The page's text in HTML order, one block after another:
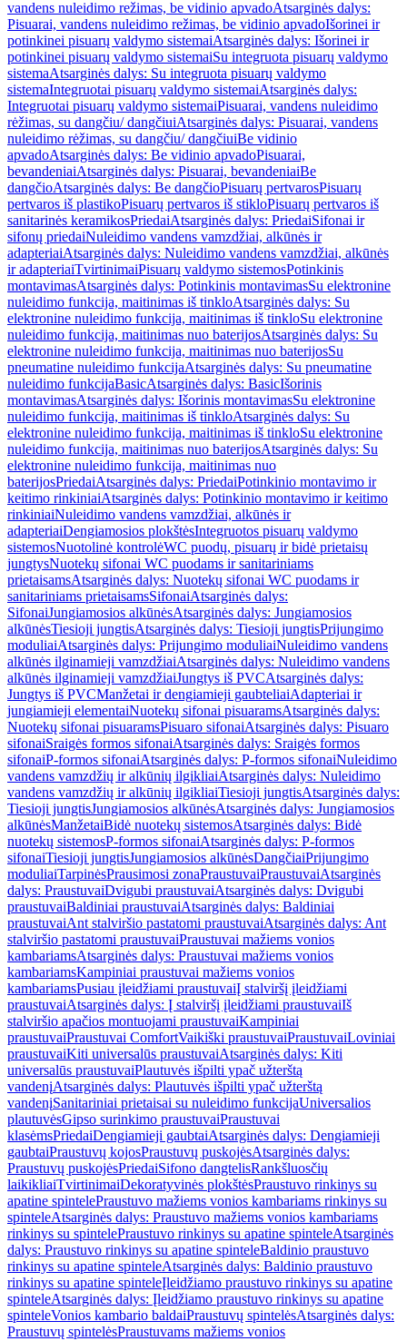
vandens nuleidimo režimas, be vidinio apvadoAtsarginės dalys:
Pisuarai, vandens nuleidimo režimas, be vidinio apvadoIšorinei ir
potinkinei pisuarų valdymo sistemaiAtsarginės dalys: Išorinei ir
potinkinei pisuarų valdymo sistemaiSu integruota pisuarų valdymo
sistemaAtsarginės dalys: Su integruota pisuarų valdymo
sistemaIntegruotai pisuarų valdymo sistemaiAtsarginės dalys:
Integruotai pisuarų valdymo sistemaiPisuarai, vandens nuleidimo
rėžimas, su dangčiu/ dangčiuiAtsarginės dalys: Pisuarai, vandens
nuleidimo rėžimas, su dangčiu/ dangčiuiBe vidinio
apvadoAtsarginės dalys: Be vidinio apvadoPisuarai,
bevandeniaiAtsarginės dalys: Pisuarai, bevandeniaiBe
dangčioAtsarginės dalys: Be dangčioPisuarų pertvarosPisuarų
pertvaros iš plastikoPisuarų pertvaros iš stikloPisuarų pertvaros iš
sanitarinės keramikosPriedaiAtsarginės dalys: PriedaiSifonai ir
sifonų priedaiNuleidimo vandens vamzdžiai, alkūnės ir
adapteriaiAtsarginės dalys: Nuleidimo vandens vamzdžiai, alkūnės
ir adapteriaiTvirtinimaiPisuarų valdymo sistemosPotinkinis
montavimasAtsarginės dalys: Potinkinis montavimasSu elektronine
nuleidimo funkcija, maitinimas iš tinkloAtsarginės dalys: Su
elektronine nuleidimo funkcija, maitinimas iš tinkloSu elektronine
nuleidimo funkcija, maitinimas nuo baterijosAtsarginės dalys: Su
elektronine nuleidimo funkcija, maitinimas nuo baterijosSu
pneumatine nuleidimo funkcijaAtsarginės dalys: Su pneumatine
nuleidimo funkcijaBasicAtsarginės dalys: BasicIšorinis
montavimasAtsarginės dalys: Išorinis montavimasSu elektronine
nuleidimo funkcija, maitinimas iš tinkloAtsarginės dalys: Su
elektronine nuleidimo funkcija, maitinimas iš tinkloSu elektronine
nuleidimo funkcija, maitinimas nuo baterijosAtsarginės dalys: Su
elektronine nuleidimo funkcija, maitinimas nuo
baterijosPriedaiAtsarginės dalys: PriedaiPotinkinio montavimo ir
keitimo rinkiniaiAtsarginės dalys: Potinkinio montavimo ir keitimo
rinkiniaiNuleidimo vandens vamzdžiai, alkūnės ir
adapteriaiDengiamosios plokštėsIntegruotos pisuarų valdymo
sistemosNuotolinė kontrolėWC puodų, pisuarų ir bidė prietaisų
jungtysNuotekų sifonai WC puodams ir sanitariniams
prietaisamsAtsarginės dalys: Nuotekų sifonai WC puodams ir
sanitariniams prietaisamsSifonaiAtsarginės dalys:
SifonaiJungiamosios alkūnėsAtsarginės dalys: Jungiamosios
alkūnėsTiesioji jungtisAtsarginės dalys: Tiesioji jungtisPrijungimo
moduliaiAtsarginės dalys: Prijungimo moduliaiNuleidimo vandens
alkūnės ilginamieji vamzdžiaiAtsarginės dalys: Nuleidimo vandens
alkūnės ilginamieji vamzdžiaiJungtys iš PVCAtsarginės dalys:
Jungtys iš PVCManžetai ir dengiamieji gaubteliaiAdapteriai ir
jungiamieji elementaiNuotekų sifonai pisuaramsAtsarginės dalys:
Nuotekų sifonai pisuaramsPisuaro sifonaiAtsarginės dalys: Pisuaro
sifonaiSraigės formos sifonaiAtsarginės dalys: Sraigės formos
sifonaiP-formos sifonaiAtsarginės dalys: P-formos sifonaiNuleidimo
vandens vamzdžių ir alkūnių ilgikliaiAtsarginės dalys: Nuleidimo
vandens vamzdžių ir alkūnių ilgikliaiTiesioji jungtisAtsarginės dalys:
Tiesioji jungtisJungiamosios alkūnėsAtsarginės dalys: Jungiamosios
alkūnėsManžetaiBidė nuotekų sistemosAtsarginės dalys: Bidė
nuotekų sistemosP-formos sifonaiAtsarginės dalys: P-formos
sifonaiTiesioji jungtisJungiamosios alkūnėsDangčiaiPrijungimo
moduliaiTarpinėsPrausimosi zonaPraustuvaiPraustuvaiAtsarginės
dalys: PraustuvaiDvigubi praustuvaiAtsarginės dalys: Dvigubi
praustuvaiBaldiniai praustuvaiAtsarginės dalys: Baldiniai
praustuvaiAnt stalviršio pastatomi praustuvaiAtsarginės dalys: Ant
stalviršio pastatomi praustuvaiPraustuvai mažiems vonios
kambariamsAtsarginės dalys: Praustuvai mažiems vonios
kambariamsKampiniai praustuvai mažiems vonios
kambariamsPusiau įleidžiami praustuvaiĮ stalviršį įleidžiami
praustuvaiAtsarginės dalys: Į stalviršį įleidžiami praustuvaiIš
stalviršio apačios montuojami praustuvaiKampiniai
praustuvaiPraustuvai ComfortVaikiški praustuvaiPraustuvaiLoviniai
praustuvaiKiti universalūs praustuvaiAtsarginės dalys: Kiti
universalūs praustuvaiPlautuvės išpilti ypač užterštą
vandenįAtsarginės dalys: Plautuvės išpilti ypač užterštą
vandenįSanitariniai prietaisai su nuleidimo funkcijaUniversalios
plautuvėsGipso surinkimo praustuvaiPraustuvai
klasėmsPriedaiDengiamieji gaubtaiAtsarginės dalys: Dengiamieji
gaubtaiPraustuvų kojosPraustuvų puskojėsAtsarginės dalys:
Praustuvų puskojėsPriedaiSifono dangtelisRankšluosčių
laikikliaiTvirtinimaiDekoratyvinės plokštėsPraustuvo rinkinys su
apatine spintelePraustuvo mažiems vonios kambariams rinkinys su
spinteleAtsarginės dalys: Praustuvo mažiems vonios kambariams
rinkinys su spintelePraustuvo rinkinys su apatine spinteleAtsarginės
dalys: Praustuvo rinkinys su apatine spinteleBaldinio praustuvo
rinkinys su apatine spinteleAtsarginės dalys: Baldinio praustuvo
rinkinys su apatine spinteleĮleidžiamo praustuvo rinkinys su apatine
spinteleAtsarginės dalys: Įleidžiamo praustuvo rinkinys su apatine
spinteleVonios kambario baldaiPraustuvų spintelėsAtsarginės dalys:
Praustuvų spintelėsPraustuvams mažiems vonios